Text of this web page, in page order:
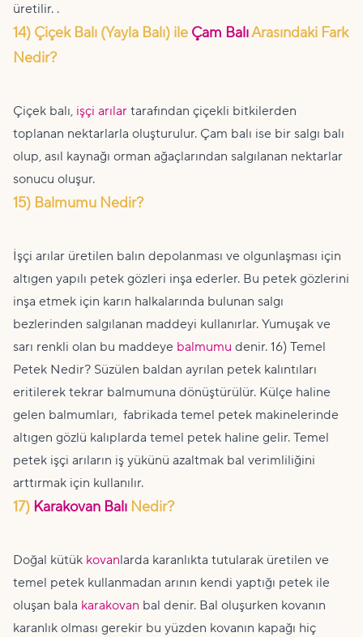
üretilir. .
14) Çiçek Balı (Yayla Balı) ile Çam BalıArasındaki Fark
Nedir?
Çiçek balı, işçi arılar tarafından çiçekli bitkilerden
toplanan nektarlarla oluşturulur. Çam balı ise bir salgı balı
olup, asıl kaynağı orman ağaçlarından salgılanan nektarlar
sonucu oluşur.
15) Balmumu Nedir?
İşçi arılar üretilen balın depolanması ve olgunlaşması için
altıgen yapılı petek gözleri inşa ederler. Bu petek gözlerini
inşa etmek için karın halkalarında bulunan salgı
bezlerinden salgılanan maddeyi kullanırlar. Yumuşak ve
sarı renkli olan bu maddeye balmumu denir. 16) Temel
Petek Nedir? Süzülen baldan ayrılan petek kalıntıları
eritilerek tekrar balmumuna dönüştürülür. Külçe haline
gelen balmumları, fabrikada temel petek makinelerinde
altıgen gözlü kalıplarda temel petek haline gelir. Temel
petek işçi arıların iş yükünü azaltmak bal verimliliğini
arttırmak için kullanılır.
17) Karakovan Balı Nedir?
Doğal kütük kovanlarda karanlıkta tutularak üretilen ve
temel petek kullanmadan arının kendi yaptığı petek ile
oluşan bala karakovan bal denir. Bal oluşurken kovanın
karanlık olması gerekir bu yüzden kovanın kapağı hiç